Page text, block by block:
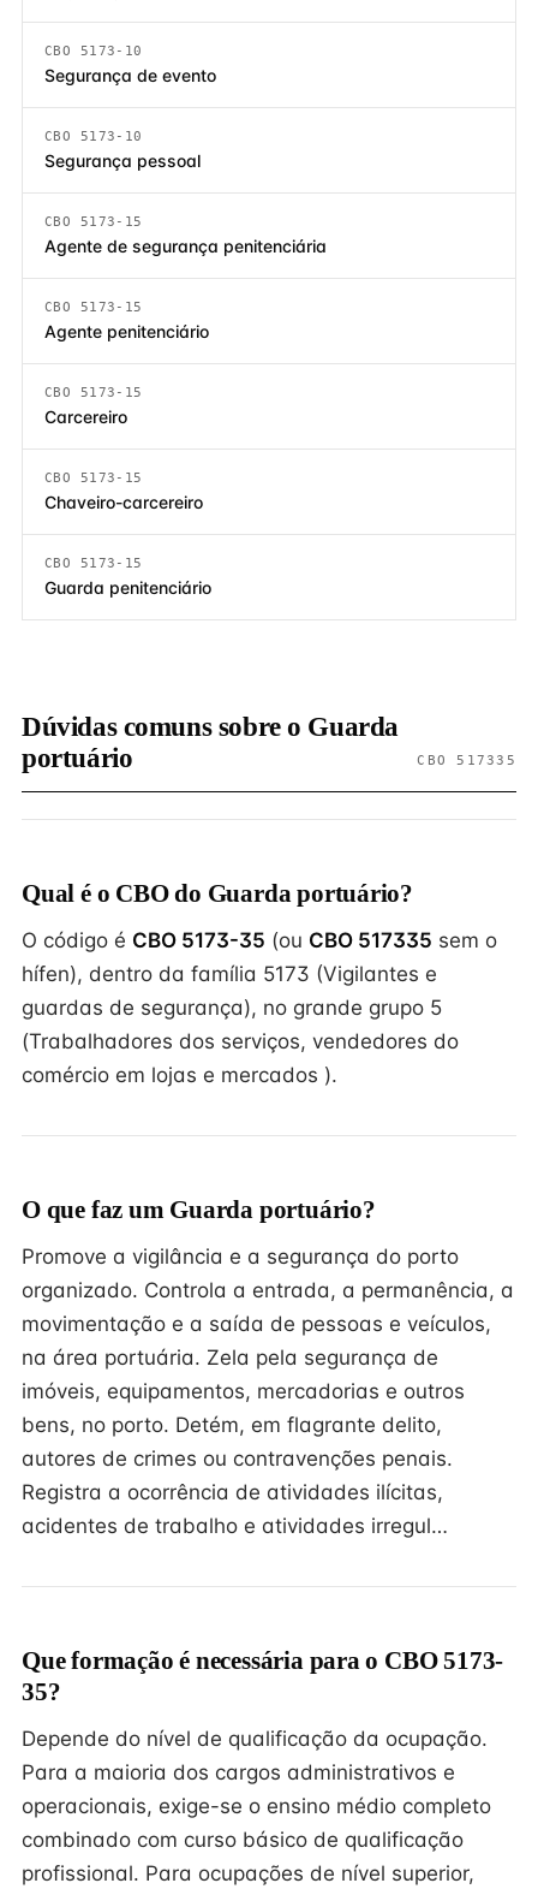
CBO 5173-10
Segurança de evento
CBO 5173-10
Segurança pessoal
CBO 5173-15
Agente de segurança penitenciária
CBO 5173-15
Agente penitenciário
CBO 5173-15
Carcereiro
CBO 5173-15
Chaveiro-carcereiro
CBO 5173-15
Guarda penitenciário
Dúvidas comuns sobre o Guarda
portuário
CBO 517335
Qual é o CBO do Guarda portuário?
O código é CBO 5173-35 (ou CBO 517335 sem o
hífen), dentro da família 5173 (Vigilantes e
guardas de segurança), no grande grupo 5
(Trabalhadores dos serviços, vendedores do
comércio em lojas e mercados ).
O que faz um Guarda portuário?
Promove a vigilância e a segurança do porto
organizado. Controla a entrada, a permanência, a
movimentação e a saída de pessoas e veículos,
na área portuária. Zela pela segurança de
imóveis, equipamentos, mercadorias e outros
bens, no porto. Detém, em flagrante delito,
autores de crimes ou contravenções penais.
Registra a ocorrência de atividades ilícitas,
acidentes de trabalho e atividades irregul…
Que formação é necessária para o CBO 5173-
35?
Depende do nível de qualificação da ocupação.
Para a maioria dos cargos administrativos e
operacionais, exige-se o ensino médio completo
combinado com curso básico de qualificação
profissional. Para ocupações de nível superior,